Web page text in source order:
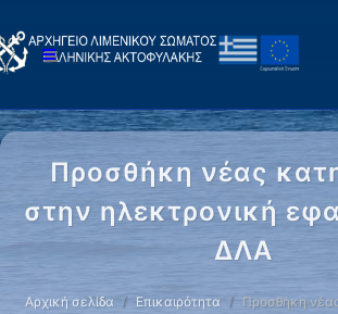
Προσθήκη νέας
στην ηλεκτρονική
ΔΛΑ
Αρχική σελίδα Επικαιρότητα Προσθήκη